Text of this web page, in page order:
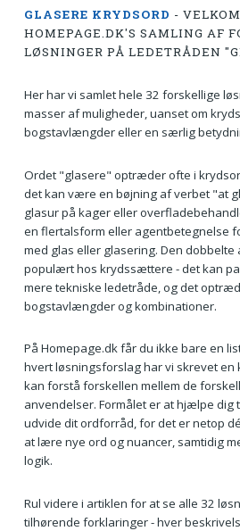
GLASERE KRYDSORD -
HOMEPAGE.DK'S SAMLING AF
LØSNINGER PÅ LEDETRÅDEN
Her har vi samlet hele 32 forskellige
masser af muligheder, uanset om
bogstavlængder eller en særlig
Ordet "glasere" optræder ofte i
det kan være en bøjning af verbet "at
glasur på kager eller
en flertalsform eller agentbetegnelse
med glas eller glasering. Den
populært hos krydssættere - det kan
mere tekniske ledetråde, og det
bogstavlængder og kombinationer.
På Homepage.dk får du ikke bare en
hvert løsningsforslag har vi skrevet en
kan forstå forskellen mellem de
anvendelser. Formålet er at hjælpe dig
udvide dit ordforråd, for det er netop
at lære nye ord og nuancer, samtidig
logik.
Rul videre i artiklen for at se alle 32
tilhørende forklaringer - hver